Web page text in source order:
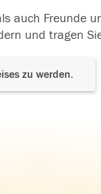
auch Freunde
und tragen
zu werden.